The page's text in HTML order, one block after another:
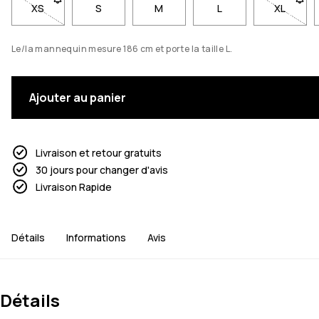
XS- Taille XS non disponible. Cliquez pour être averti
S M L XL- Taille
Le/la mannequin mesure 186 cm et porte la taille L.
Ajouter au panier
Livraison et retour gratuits
30 jours pour changer d'avis
Livraison Rapide
Détails Informations Avis
Détails